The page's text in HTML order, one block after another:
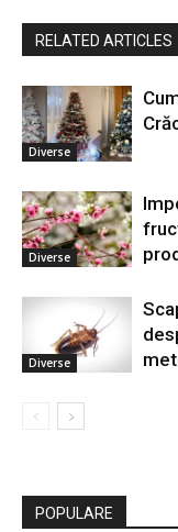
RELATED ARTICLES
Diverse
Diverse
Diverse
POPULARE